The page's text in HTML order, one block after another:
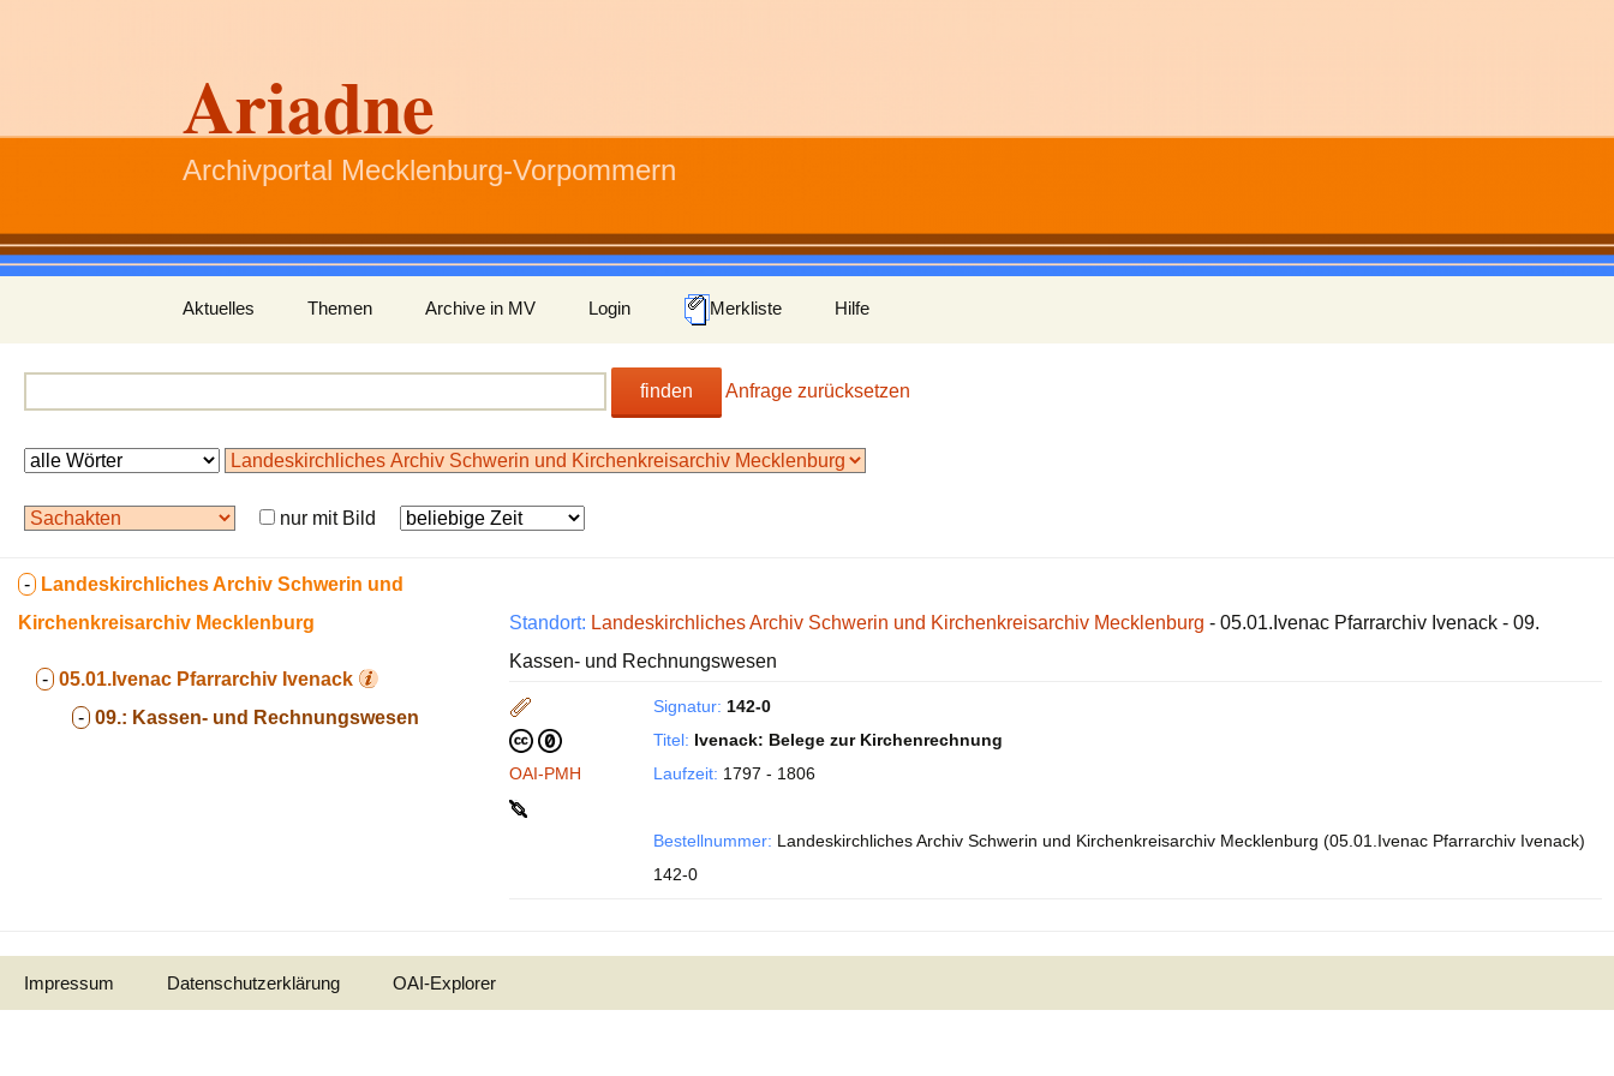
Ariadne
Archivportal Mecklenburg-Vorpommern
Inhalt
springen
Aktuelles Themen Archive in MV Login Merkliste Hilfe
finden Anfrage zurücksetzen
nur mit Bild
- Landeskirchliches Archiv Schwerin und
Kirchenkreisarchiv Mecklenburg
- 05.01.Ivenac Pfarrarchiv Ivenack
- 09.: Kassen- und Rechnungswesen
Standort: Landeskirchliches Archiv Schwerin und Kirchenkreisarchiv Mecklenburg - 05.01.Ivenac Pfarrarchiv Ivenack - 09.
Kassen- und Rechnungswesen
OAI-PMH
Signatur: 142-0
Titel: Ivenack: Belege zur Kirchenrechnung
Laufzeit: 1797 - 1806
Bestellnummer: Landeskirchliches Archiv Schwerin und Kirchenkreisarchiv Mecklenburg (05.01.Ivenac Pfarrarchiv Ivenack)
142-0
Impressum Datenschutzerklärung OAI-Explorer